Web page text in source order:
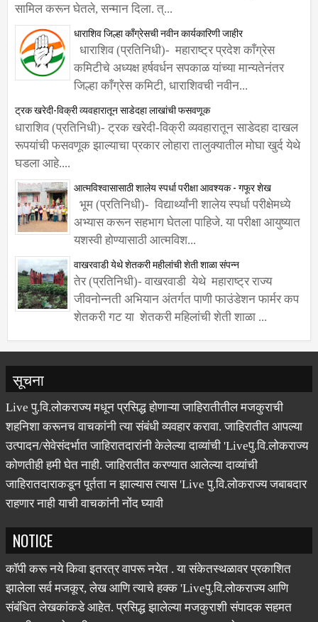
धाराशिव (प्रतिनिधी)- भाजप पक्षातील नेत्यांनी नव्याने
पक्षात आलेल्या आमच्या सारख्या लोकांना मोठ्या मनाने
सामिल करून घेतले, सन्मान दिला. त्...
धाराशिव जिल्हा काँग्रेसची नवीन कार्यकारिणी जाहीर
धाराशिव (प्रतिनिधी)- महाराष्ट्र प्रदेश काँग्रेस
कमिटीचे अध्यक्ष हर्षवर्धन सपकाळ यांच्या मान्यतेनंतर
जिल्हा काँग्रेस कमिटी, धाराशिवची नवीन...
ट्रक खरेदी-विक्री व्यवहारातून साडेदहा लाखांची फसवणूक
धाराशिव (प्रतिनिधी)- ट्रक खरेदी-विक्री व्यवहारातून साडेदहा दाखल
रूपयांची फसवणूक झाल्याचा प्रकार लोहारा तालुक्यातील मोघा खुर्द येथे
घडला आहे....
आत्मविश्वासासाठी शालेय स्पर्धा परीक्षा आवश्यक - गफूर शेख
भूम (प्रतिनिधी)- विद्यार्थ्यांनी शालेय स्पर्धा परीक्षेमध्ये
अभ्यास करून सहभाग घेतला पाहिजे. या परीक्षा आयुष्यात
यशस्वी होण्यासाठी आत्मविश...
वाखरवाडी येथे शेतकरी महीलांची शेती शाळा संपन्न
तेर (प्रतिनिधी)- वाखरवाडी येथे महाराष्ट्र राज्य
शेतकरी गट या शेतकरी महिलांची शेती शाळा ...
सूचना
Live पु.वि.लोकराज्य मधून प्रसिद्ध होणाऱ्या जाहिरातीतील मजकुराची
शहनिशा करूनच वाचकांनी त्या संबंधी व्यवहार करावा. जाहिरातीत आपल्या
उत्पादन/सेवेसंदर्भात जाहिरातदारांनी केलेल्या दाव्यांची 'Liveपु.वि.लोकराज्य
कोणतीही हमी घेत नाही. जाहिरातीत करण्यात आलेल्या दाव्यांची
राहणार नाही याची वाचकांनी नोंद घ्यावी
NOTICE
कॉपी करू नये किवा इतरत्र वापरू नयेत . या संकेतस्थळावर प्रकाशित